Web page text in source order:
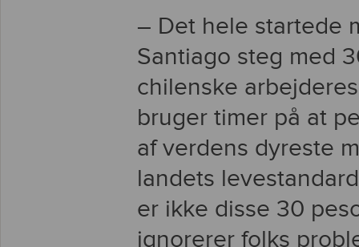
– Det hele startede
Santiago steg med
chilenske
bruger timer på at
af verdens dyreste
landets
er ikke disse 30
ignorerer folks